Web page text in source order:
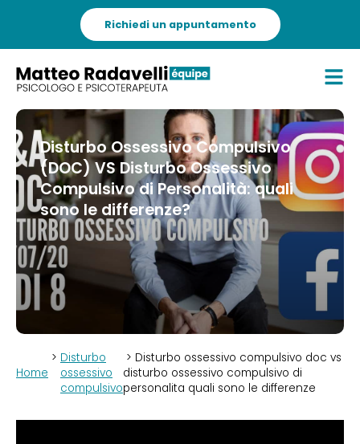
Richiedi un appuntamento
Disturbo Ossessivo Compulsivo
(DOC) VS Disturbo Ossessivo
Compulsivo di Personalità: quali
sono le differenze?
Home
> Disturbo
ossessivo
compulsivo
> Disturbo ossessivo compulsivo doc vs
disturbo ossessivo compulsivo di
personalita quali sono le differenze